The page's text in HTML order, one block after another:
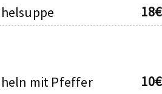
18€
mit Pfeffer 10€